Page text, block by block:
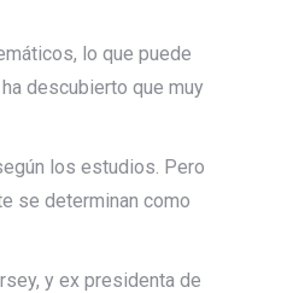
lo que puede
descubierto que muy
los estudios. Pero
se determinan como
y ex presidenta de